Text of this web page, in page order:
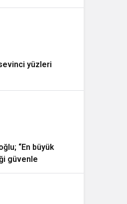
yüzleri
“En büyük
güvenle
bir yatırım